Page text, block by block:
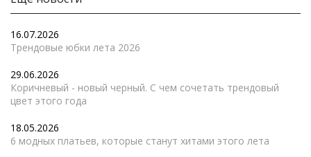
16.07.2026
Трендовые юбки лета 2026
29.06.2026
Коричневый - новый черный. С чем сочетать трендовый
цвет этого года
18.05.2026
6 модных платьев, которые станут хитами этого лета